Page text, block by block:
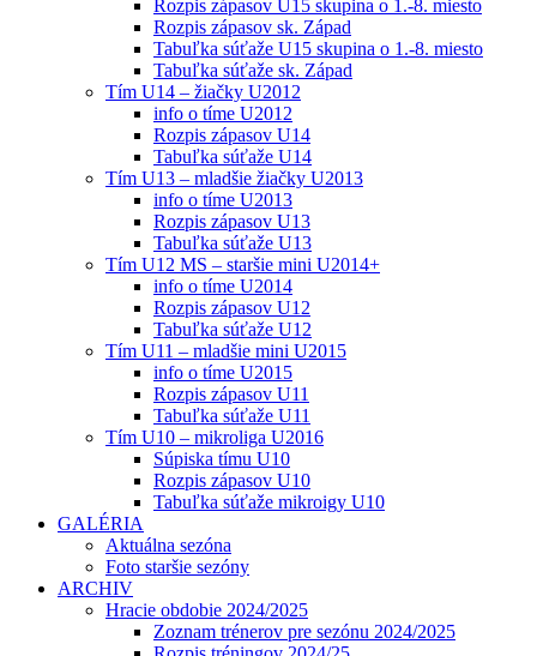
Rozpis zápasov U15 skupina o 1.-8. miesto
Rozpis zápasov sk. Západ
Tabuľka súťaže U15 skupina o 1.-8. miesto
Tabuľka súťaže sk. Západ
Tím U14 – žiačky U2012
info o tíme U2012
Rozpis zápasov U14
Tabuľka súťaže U14
Tím U13 – mladšie žiačky U2013
info o tíme U2013
Rozpis zápasov U13
Tabuľka súťaže U13
Tím U12 MS – staršie mini U2014+
info o tíme U2014
Rozpis zápasov U12
Tabuľka súťaže U12
Tím U11 – mladšie mini U2015
info o tíme U2015
Rozpis zápasov U11
Tabuľka súťaže U11
Tím U10 – mikroliga U2016
Súpiska tímu U10
Rozpis zápasov U10
Tabuľka súťaže mikroigy U10
GALÉRIA
Aktuálna sezóna
Foto staršie sezóny
ARCHIV
Hracie obdobie 2024/2025
Zoznam trénerov pre sezónu 2024/2025